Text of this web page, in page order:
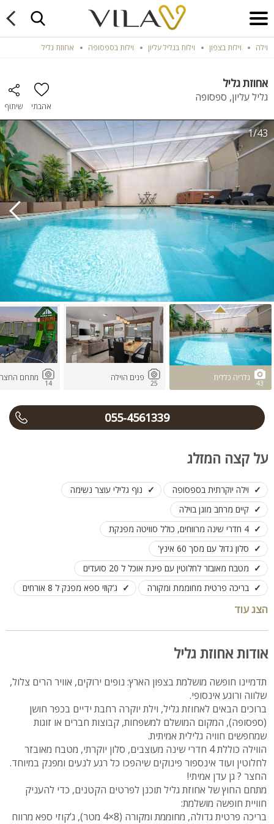
וילה וילות בצפון וילות בגליל עליון וילות בספסופה אחוזת גליל
אחוזת גליל
גליל עליון, ספסופה
אהבתי שיתוף
1/43
43
גלריה כללית
25
פנים הוילה
14
מתחם החצר
055-4561339
על קצה המזלג
וילה יוקרתית בספסופה
נוף גלילי עוצר נשימה
קיים מרחב מוגן בוילה
4 חדרי שינה מרווחים, כולל סוויטה מפנקת
סלון גדול עם מסך 60 אינץ'
מטבח מאובזר לחלוטין עם פינת אוכל ל 20 סועדים
בריכה פרטית מחוממת ומקורה
ג’קוזי ספא מפנק ל 8 אורחים
חצר ענקית עם שולחן פינג פונג, ברביקיו ומטבחון חוץ
מתאימה למשפחות, זוגות וקבוצות עד 16 איש
הצג עוד
אודות אחוזת גליל
תדמיינו חופשה מושלמת בצפון הארץ: נופים ירוקים, אוויר הרים צלול,
שלווה ורוגע אינסופי.
ברוכים הבאים לאחוזת גליל, וילת יוקרה רחבת ידיים בכפר חושן
(ספסופה), המקום המושלם למשפחות, קבוצות חברים או זוגות
שמחפשים חוויה גלילית אמיתית.
הווילה כוללת 4 חדרי שינה מעוצבים, סלון יוקרתי, מטבח מאובזר
לחלוטין ועוד אינספור פינוקים שיהפכו כל רגע לנעים ומפנק במיוחד.
החצר ? גן עדן אמיתי!
מתחם החוץ של אחוזת גליל תוכנן לפרטים הקטנים, כדי להעניק
חוויית חופשה מושלמת:
בריכה פרטית גדולה, מחוממת ומקורה (8×4 מטר), ג’קוזי ספא מרווח